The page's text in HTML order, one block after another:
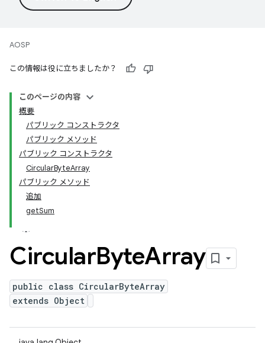
AOSP
この情報は役に立ちましたか？
このページの内容
概要
パブリック コンストラクタ
パブリック メソッド
パブリック コンストラクタ
CircularByteArray
パブリック メソッド
追加
getSum
CircularByteArray
public class CircularByteArray
extends Object